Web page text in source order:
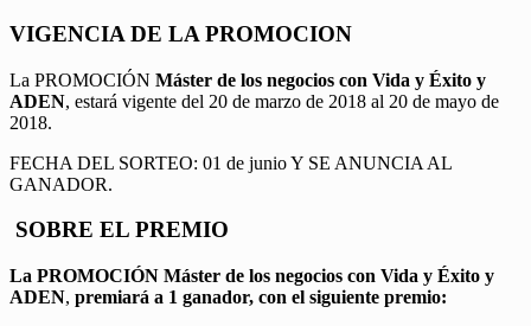
VIGENCIA DE LA PROMOCION
La PROMOCIÓN Máster de los negocios con Vida y Éxito y
ADEN, estará vigente del 20 de marzo de 2018 al 20 de mayo de
2018.
FECHA DEL SORTEO: 01 de junio Y SE ANUNCIA AL
GANADOR.
SOBRE EL PREMIO
La PROMOCIÓN Máster de los negocios con Vida y Éxito y
ADEN, premiará a 1 ganador, con el siguiente premio: